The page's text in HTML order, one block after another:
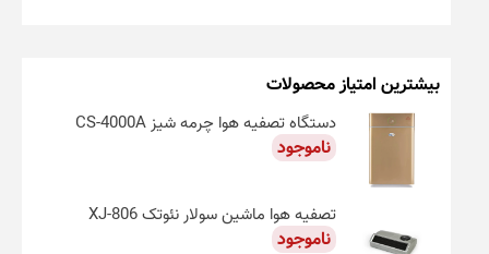
بیشترین امتیاز محصولات
دستگاه تصفیه هوا چرمه شیز CS-4000A
ناموجود
تصفیه هوا ماشین سولار نئوتک XJ-806
ناموجود